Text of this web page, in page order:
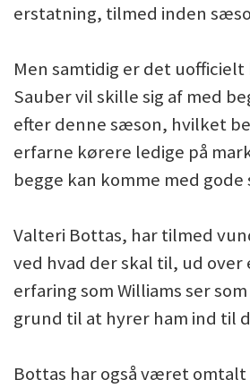
erstatning, tilmed inden
Men samtidig er det
Sauber vil skille sig af med
efter denne sæson, hvilket
erfarne kørere ledige på
begge kan komme med
Valteri Bottas, har tilmed
ved hvad der skal til, ud over
erfaring som Williams ser
grund til at hyrer ham ind til
Bottas har også været omtalt